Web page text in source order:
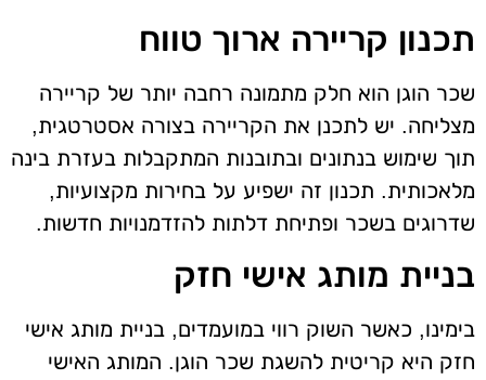
תכנון קריירה ארוך טווח
שכר הוגן הוא חלק מתמונה רחבה יותר של קריירה
מצליחה. יש לתכנן את הקריירה בצורה אסטרטגית,
תוך שימוש בנתונים ובתובנות המתקבלות בעזרת בינה
מלאכותית. תכנון זה ישפיע על בחירות מקצועיות,
שדרוגים בשכר ופתיחת דלתות להזדמנויות חדשות.
בניית מותג אישי חזק
בימינו, כאשר השוק רווי במועמדים, בניית מותג אישי
חזק היא קריטית להשגת שכר הוגן. המותג האישי